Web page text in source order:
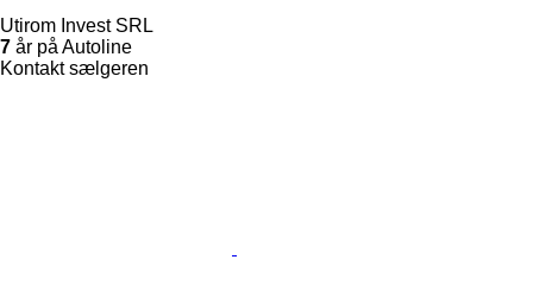
Utirom Invest SRL
7 år på Autoline
Kontakt sælgeren